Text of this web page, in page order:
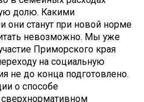
долю. Какими
станут при новой норме
невозможно. Мы уже
Приморского края
на социальную
не до конца подготовлено.
о способе